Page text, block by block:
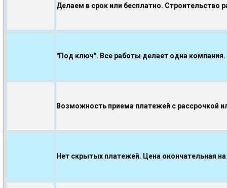
Делаем в срок или бесплатно. Строительство
"Под ключ". Все работы делает одна компания.
Возможность приема платежей с рассрочкой
Нет скрытых платежей. Цена окончательная